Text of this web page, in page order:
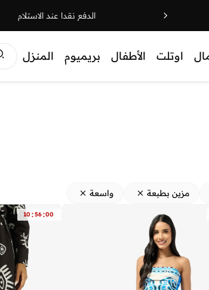
الدفع نقدا عند الاستلام
اوتلت الأطفال بريميوم المنزل
مزين بطبعة واسعة
10 :56:00